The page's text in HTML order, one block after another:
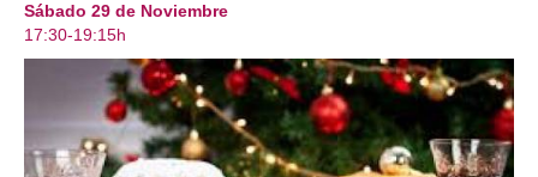
Sábado 29 de Noviembre
17:30-19:15h